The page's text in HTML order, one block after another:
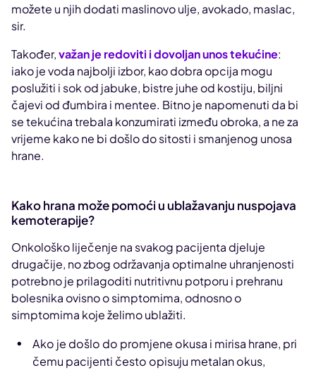
možete u njih dodati maslinovo ulje, avokado, maslac,
sir.
Također,važan je redoviti i dovoljan unos tekućine:
iako je voda najbolji izbor, kao dobra opcija mogu
poslužiti i sok od jabuke, bistre juhe od kostiju, biljni
čajevi od đumbira i mentee. Bitno je napomenuti da bi
se tekućina trebala konzumirati između obroka, a ne za
vrijeme kako ne bi došlo do sitosti i smanjenog unosa
hrane.
Kako hrana može pomoći u ublažavanju nuspojava
kemoterapije?
Onkološko liječenje na svakog pacijenta djeluje
drugačije, no zbog održavanja optimalne uhranjenosti
potrebno je prilagoditi nutritivnu potporu i prehranu
bolesnika ovisno o simptomima, odnosno o
simptomima koje želimo ublažiti.
Ako je došlo do promjene okusa i mirisa hrane, pri
čemu pacijenti često opisuju metalan okus,